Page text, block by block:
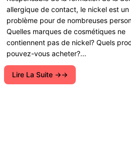
allergique de contact, le nickel est un
problème pour de nombreuses
Quelles marques de cosmétiques ne
contiennent pas de nickel? Quels
pouvez-vous acheter?...
Lire La Suite →